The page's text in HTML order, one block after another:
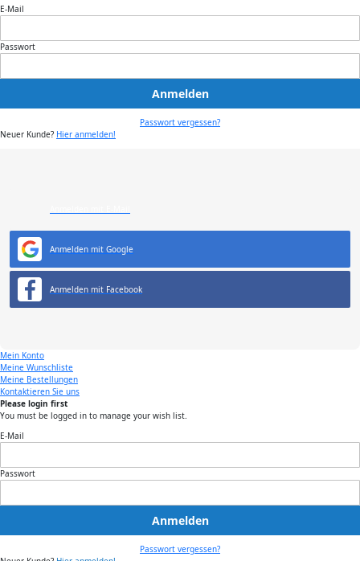
E-Mail
Passwort
Anmelden
Passwort vergessen?
Neuer Kunde? Hier anmelden!
Anmelden mit Google
Anmelden mit Facebook
Mein Konto
Meine Wunschliste
Meine Bestellungen
Kontaktieren Sie uns
Please login first
You must be logged in to manage your wish list.
E-Mail
Passwort
Anmelden
Passwort vergessen?